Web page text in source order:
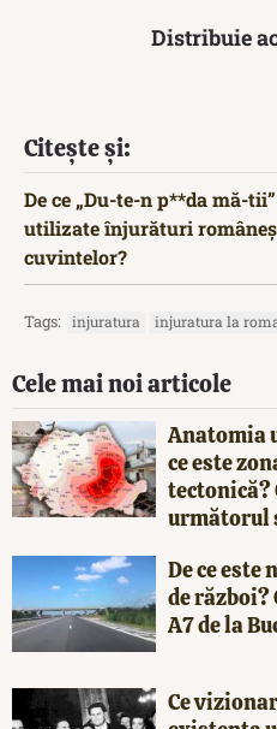
Distribuie
Citește și:
De ce „Du-te-n p**da mă-
utilizate înjurături
cuvintelor?
Tags: injuratura injuratura la
Cele mai noi articole
Anatomia
ce este
tectonică?
următorul
De ce este
de război?
A7 de la
Ce